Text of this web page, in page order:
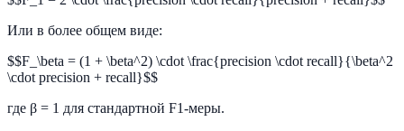
Или в более общем виде:
$$F_\beta = (1 + \beta^2) \cdot \frac{precision \cdot recall}{\beta^2
\cdot precision + recall}$$
где β = 1 для стандартной F1-меры.